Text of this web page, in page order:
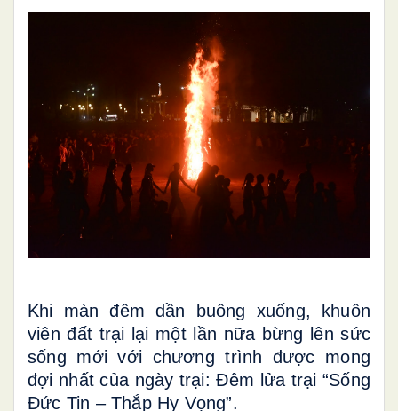
Khi màn đêm dần buông xuống, khuôn
viên đất trại lại một lần nữa bừng lên sức
sống mới với chương trình được mong
đợi nhất của ngày trại: Đêm lửa trại “Sống
Đức Tin – Thắp Hy Vọng”.